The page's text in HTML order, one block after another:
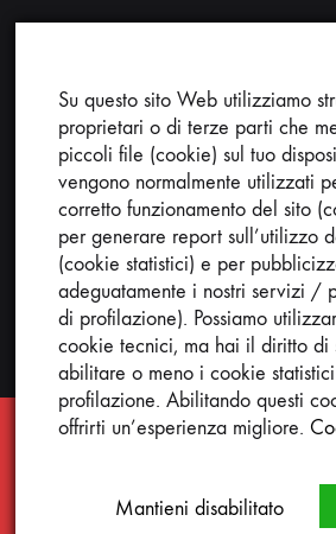
Ricerca nel sito:
ATTENZIONE Si avvisa la gentile
ordini ricevuti in questo periodo
- Le spedizioni vengono effettuate nei
Su questo sito Web utilizziamo
proprietari o di terze parti che
piccoli file (cookie) sul tuo
vengono normalmente utilizzati
corretto funzionamento del sito
per generare report sull’utilizzo
(cookie statistici) e per
adeguatamente i nostri servizi /
di profilazione). Possiamo
cookie tecnici, ma hai il diritto di
abilitare o meno i cookie
profilazione. Abilitando questi
offrirti un’esperienza migliore.
Mantieni disabilitato